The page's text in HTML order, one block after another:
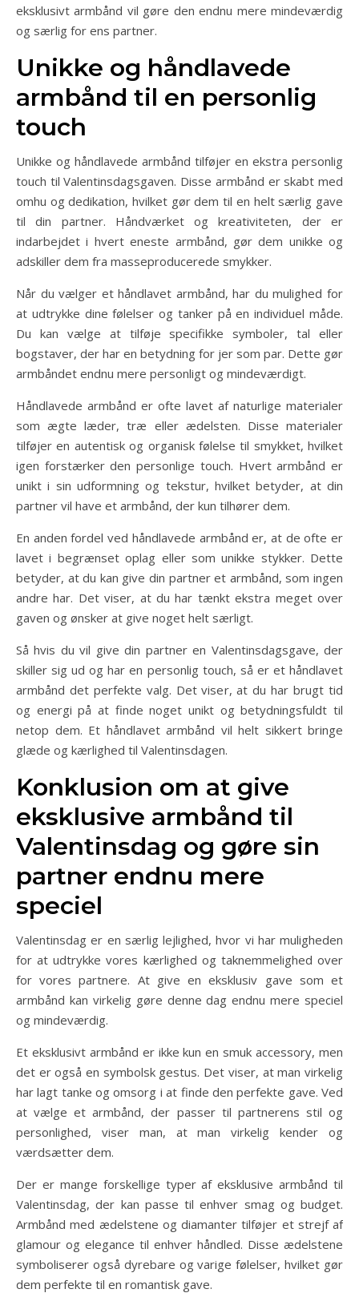
eksklusivt armbånd vil gøre den endnu mere mindeværdig
og særlig for ens partner.
Unikke og håndlavede
armbånd til en personlig
touch
Unikke og håndlavede armbånd tilføjer en ekstra personlig
touch til Valentinsdagsgaven. Disse armbånd er skabt med
omhu og dedikation, hvilket gør dem til en helt særlig gave
til din partner. Håndværket og kreativiteten, der er
indarbejdet i hvert eneste armbånd, gør dem unikke og
adskiller dem fra masseproducerede smykker.
Når du vælger et håndlavet armbånd, har du mulighed for
at udtrykke dine følelser og tanker på en individuel måde.
Du kan vælge at tilføje specifikke symboler, tal eller
bogstaver, der har en betydning for jer som par. Dette gør
armbåndet endnu mere personligt og mindeværdigt.
Håndlavede armbånd er ofte lavet af naturlige materialer
som ægte læder, træ eller ædelsten. Disse materialer
tilføjer en autentisk og organisk følelse til smykket, hvilket
igen forstærker den personlige touch. Hvert armbånd er
unikt i sin udformning og tekstur, hvilket betyder, at din
partner vil have et armbånd, der kun tilhører dem.
En anden fordel ved håndlavede armbånd er, at de ofte er
lavet i begrænset oplag eller som unikke stykker. Dette
betyder, at du kan give din partner et armbånd, som ingen
andre har. Det viser, at du har tænkt ekstra meget over
gaven og ønsker at give noget helt særligt.
Så hvis du vil give din partner en Valentinsdagsgave, der
skiller sig ud og har en personlig touch, så er et håndlavet
armbånd det perfekte valg. Det viser, at du har brugt tid
og energi på at finde noget unikt og betydningsfuldt til
netop dem. Et håndlavet armbånd vil helt sikkert bringe
glæde og kærlighed til Valentinsdagen.
Konklusion om at give
eksklusive armbånd til
Valentinsdag og gøre sin
partner endnu mere
speciel
Valentinsdag er en særlig lejlighed, hvor vi har muligheden
for at udtrykke vores kærlighed og taknemmelighed over
for vores partnere. At give en eksklusiv gave som et
armbånd kan virkelig gøre denne dag endnu mere speciel
og mindeværdig.
Et eksklusivt armbånd er ikke kun en smuk accessory, men
det er også en symbolsk gestus. Det viser, at man virkelig
har lagt tanke og omsorg i at finde den perfekte gave. Ved
at vælge et armbånd, der passer til partnerens stil og
personlighed, viser man, at man virkelig kender og
værdsætter dem.
Der er mange forskellige typer af eksklusive armbånd til
Valentinsdag, der kan passe til enhver smag og budget.
Armbånd med ædelstene og diamanter tilføjer et strejf af
glamour og elegance til enhver håndled. Disse ædelstene
symboliserer også dyrebare og varige følelser, hvilket gør
dem perfekte til en romantisk gave.